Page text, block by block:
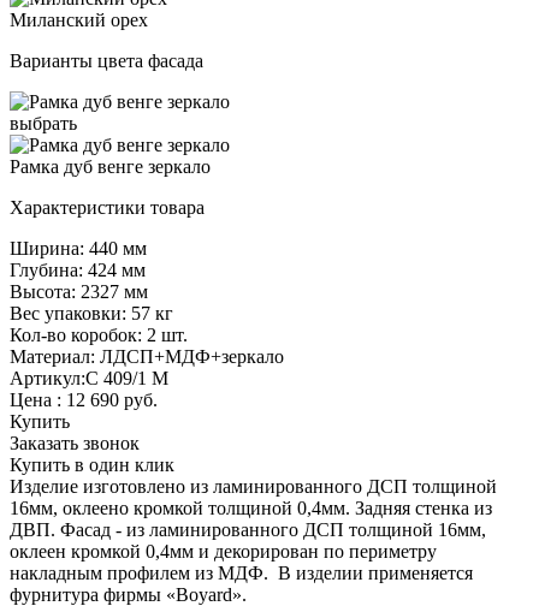
Миланский орех
Варианты цвета фасада
выбрать
Рамка дуб венге зеркало
Характеристики товара
Ширина: 440 мм
Глубина: 424 мм
Высота: 2327 мм
Вес упаковки: 57 кг
Кол-во коробок: 2 шт.
Материал: ЛДСП+МДФ+зеркало
Артикул:С 409/1 М
Цена : 12 690 руб.
Купить
Заказать звонок
Купить в один клик
Изделие изготовлено из ламинированного ДСП толщиной
16мм, оклеено кромкой толщиной 0,4мм. Задняя стенка из
ДВП. Фасад - из ламинированного ДСП толщиной 16мм,
оклеен кромкой 0,4мм и декорирован по периметру
накладным профилем из МДФ. В изделии применяется
фурнитура фирмы «Boyard».